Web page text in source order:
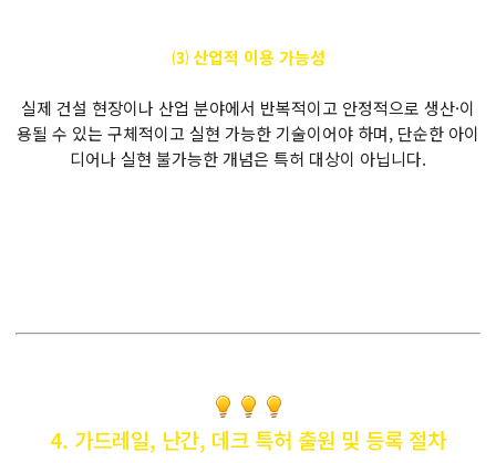
⑶ 산업적 이용 가능성
실제 건설 현장이나 산업 분야에서 반복적이고 안정적으로 생산·이
용될 수 있는 구체적이고 실현 가능한 기술이어야 하며, 단순한 아이
디어나 실현 불가능한 개념은 특허 대상이 아닙니다.
4. 가드레일, 난간, 데크 특허 출원 및 등록 절차